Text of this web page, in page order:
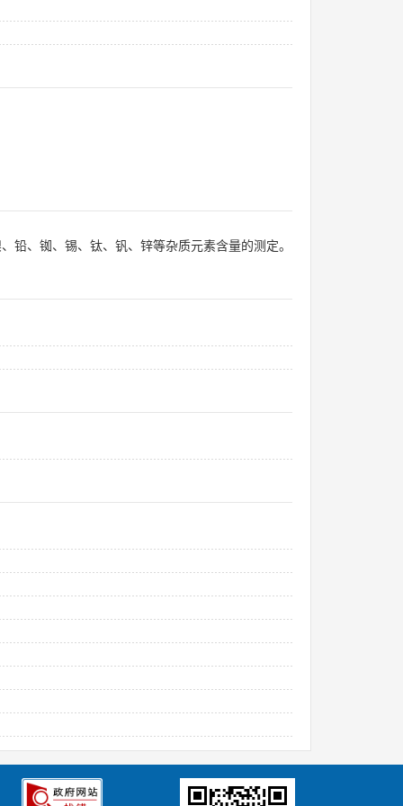
、铷、锡、钛、钒、锌等杂质元素含量的测定。